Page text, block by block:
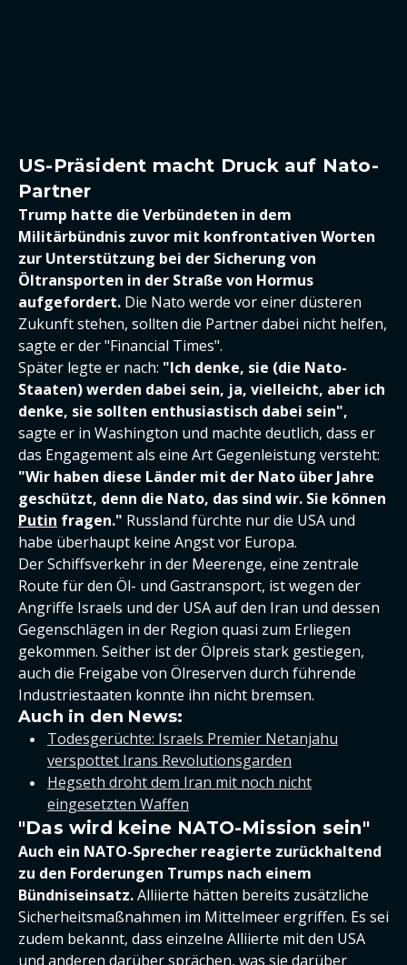
US-Präsident macht Druck auf Nato-
Partner
Trump hatte die Verbündeten in dem
Militärbündnis zuvor mit konfrontativen Worten
zur Unterstützung bei der Sicherung von
Öltransporten in der Straße von Hormus
aufgefordert. Die Nato werde vor einer düsteren
Zukunft stehen, sollten die Partner dabei nicht helfen,
sagte er der "Financial Times".
Später legte er nach: "Ich denke, sie (die Nato-
Staaten) werden dabei sein, ja, vielleicht, aber ich
denke, sie sollten enthusiastisch dabei sein",
sagte er in Washington und machte deutlich, dass er
das Engagement als eine Art Gegenleistung versteht:
"Wir haben diese Länder mit der Nato über Jahre
geschützt, denn die Nato, das sind wir. Sie können
Putin fragen." Russland fürchte nur die USA und
habe überhaupt keine Angst vor Europa.
Der Schiffsverkehr in der Meerenge, eine zentrale
Route für den Öl- und Gastransport, ist wegen der
Angriffe Israels und der USA auf den Iran und dessen
Gegenschlägen in der Region quasi zum Erliegen
gekommen. Seither ist der Ölpreis stark gestiegen,
auch die Freigabe von Ölreserven durch führende
Industriestaaten konnte ihn nicht bremsen.
Auch in den News:
Todesgerüchte: Israels Premier Netanjahu
verspottet Irans Revolutionsgarden
Hegseth droht dem Iran mit noch nicht
eingesetzten Waffen
"Das wird keine NATO-Mission sein"
Auch ein NATO-Sprecher reagierte zurückhaltend
zu den Forderungen Trumps nach einem
Bündniseinsatz.Alliierte hätten bereits zusätzliche
Sicherheitsmaßnahmen im Mittelmeer ergriffen. Es sei
zudem bekannt, dass einzelne Alliierte mit den USA
und anderen darüber sprächen, was sie darüber